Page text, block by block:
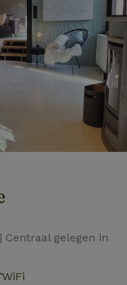
Centraal gelegen in
WiFi